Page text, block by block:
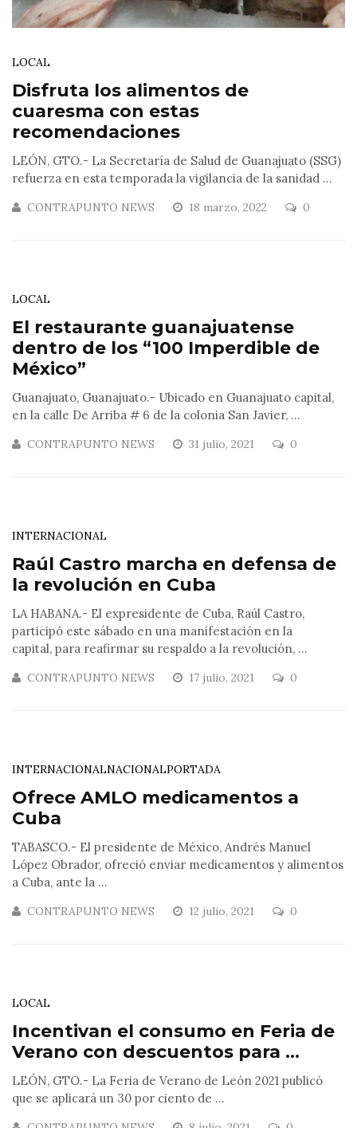
LOCAL
Disfruta los alimentos de
cuaresma con estas
recomendaciones
LEÓN, GTO.- La Secretaría de Salud de Guanajuato (SSG)
refuerza en esta temporada la vigilancia de la sanidad ...
CONTRAPUNTO NEWS 18 marzo, 2022 0
LOCAL
El restaurante guanajuatense
dentro de los “100 Imperdible de
México”
Guanajuato, Guanajuato.- Ubicado en Guanajuato capital,
en la calle De Arriba # 6 de la colonia San Javier, ...
CONTRAPUNTO NEWS 31 julio, 2021 0
INTERNACIONAL
Raúl Castro marcha en defensa de
la revolución en Cuba
LA HABANA.- El expresidente de Cuba, Raúl Castro,
participó este sábado en una manifestación en la
capital, para reafirmar su respaldo a la revolución, ...
CONTRAPUNTO NEWS 17 julio, 2021 0
INTERNACIONALNACIONALPORTADA
Ofrece AMLO medicamentos a
Cuba
TABASCO.- El presidente de México, Andrés Manuel
López Obrador, ofreció enviar medicamentos y alimentos
a Cuba, ante la ...
CONTRAPUNTO NEWS 12 julio, 2021 0
LOCAL
Incentivan el consumo en Feria de
Verano con descuentos para ...
LEÓN, GTO.- La Feria de Verano de León 2021 publicó
que se aplicará un 30 por ciento de ...